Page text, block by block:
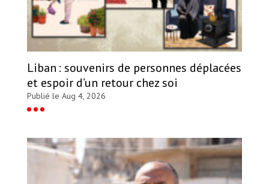
Liban : souvenirs de personnes déplacées
et espoir d’un retour chez soi
Publié le Aug 4, 2026